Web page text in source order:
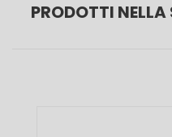
PRODOTTI